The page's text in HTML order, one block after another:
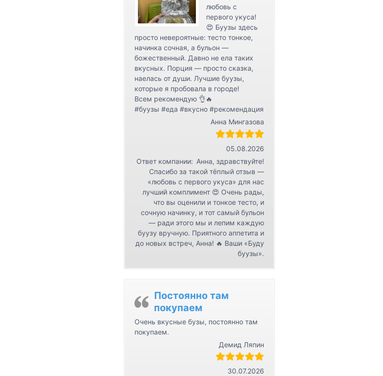
любовь с
первого укуса!
😍 Буузы здесь
просто невероятные: тесто тонкое,
начинка сочная, а бульон —
божественный. Давно не ела таких
вкусных. Порция — просто сказка,
наелась от души. Лучшие буузы,
которые я пробовала в городе!
Всем рекомендую 👌🔥
#буузы #еда #вкусно #рекомендация
Анна Мингазова
05.08.2026
Ответ компании: Анна, здравствуйте!
Спасибо за такой тёплый отзыв —
«любовь с первого укуса» для нас
лучший комплимент 😍 Очень рады,
что вы оценили и тонкое тесто, и
сочную начинку, и тот самый бульон
— ради этого мы и лепим каждую
буузу вручную. Приятного аппетита и
до новых встреч, Анна! 🔥 Ваши «Буду
буузы».
Постоянно там
покупаем
Очень вкусные бузы, постоянно там
покупаем.
Демид Ляпин
30.07.2026